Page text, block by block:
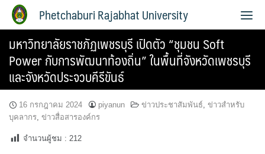
Phetchaburi Rajabhat University
มหาวิทยาลัยราชภัฏเพชรบุรี เปิดตัว “ชุมชน Soft
Power กับการพัฒนาท้องถิ่น” ในพื้นที่จังหวัดเพชรบุรี
และจังหวัดประจวบคีรีขันธ์
16 กรกฎาคม 2024 piyanun ข่าวประชาสัมพันธ์, ข่าวสำหรับ
บุคลากร, ข่าวสื่อสารองค์กร
จำนวนผู้ชม : 212